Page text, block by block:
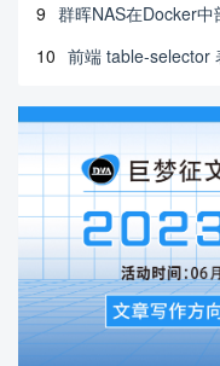
9 群晖NAS在Docker
10 前端 table-selector